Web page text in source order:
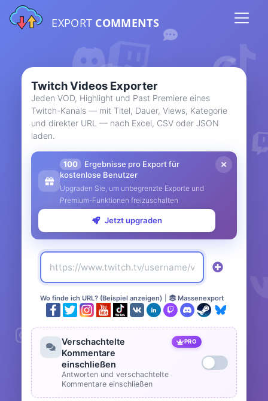
EXPORT COMMENTS
Twitch Videos Exporter
Jeden VOD, Highlight und Past Premiere eines
Twitch-Kanals — mit Titel, Dauer, Views, Kategorie
und direkter URL — nach Excel, CSV oder JSON
laden.
100
Ergebnisse pro Export für
kostenlose Benutzer
Upgraden Sie, um unbegrenzte Exporte und
Premium-Funktionen freizuschalten
Jetzt upgraden
Wo finde ich URL? (Beispiel anzeigen) Massenexport
Verschachtelte
Kommentare
einschließen
PRO
Antworten und verschachtelte
Kommentare einschließen